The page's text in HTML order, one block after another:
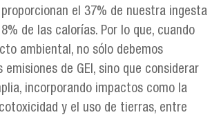
el 37% de nuestra ingesta
de las calorías. Por lo que, cuando
ambiental, no sólo debemos
de GEI, sino que considerar
incorporando impactos como la
y el uso de tierras, entre